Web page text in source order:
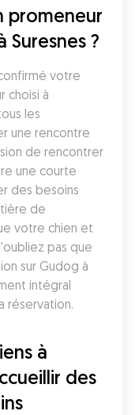
promeneur
?
votre
choisi à
les
une rencontre
de rencontrer
une courte
des besoins
de
votre chien et
pas que
sur Gudog à
intégral
réservation.
à
des